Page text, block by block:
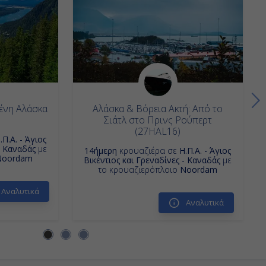
Αλάσκα
- Άγιος
Καναδάς με
Αλάσκα & Βόρεια Ακτή: Από το
Σιάτλ στο Πρινς Ρούπερτ
(27HAL16)
14ήμερη κρουαζιέρα σε Η.Π.Α. - Άγιος
Βικέντιος και Γρεναδίνες - Καναδάς με
το κρουαζιερόπλοιο Noordam
Αναλυτικά